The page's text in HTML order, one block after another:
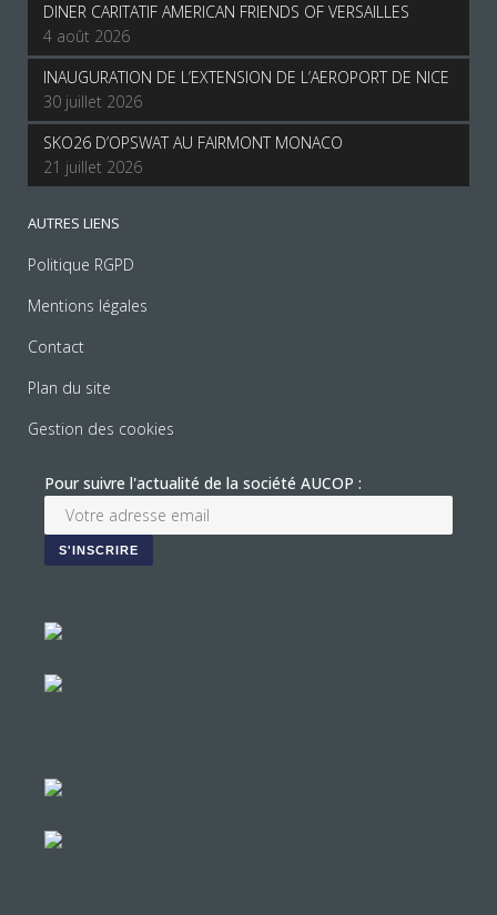
DINER CARITATIF AMERICAN FRIENDS OF VERSAILLES
4 août 2026
INAUGURATION DE L’EXTENSION DE L’AEROPORT DE NICE
30 juillet 2026
SKO26 D’OPSWAT AU FAIRMONT MONACO
21 juillet 2026
AUTRES LIENS
Politique RGPD
Mentions légales
Contact
Plan du site
Gestion des cookies
Pour suivre l'actualité de la société AUCOP :